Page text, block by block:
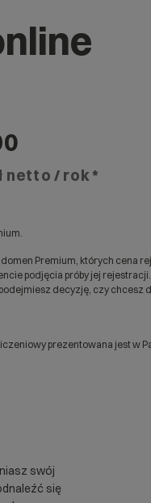
netto / rok *
Premium, których cena
podjęcia próby jej
decyzję, czy chcesz
prezentowana jest w
swój
się